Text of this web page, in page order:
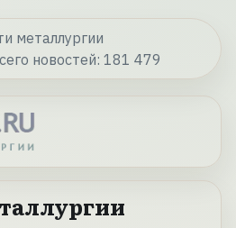
металлургии
новостей: 181 479